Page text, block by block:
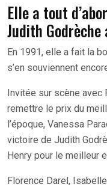
Elle a tout
Judith
En 1991, elle a fait la
s’en souviennent
Invitée sur scène avec
remettre le prix du
l’époque, Vanessa
victoire de Judith
Henry pour le meilleur
Florence Darel,